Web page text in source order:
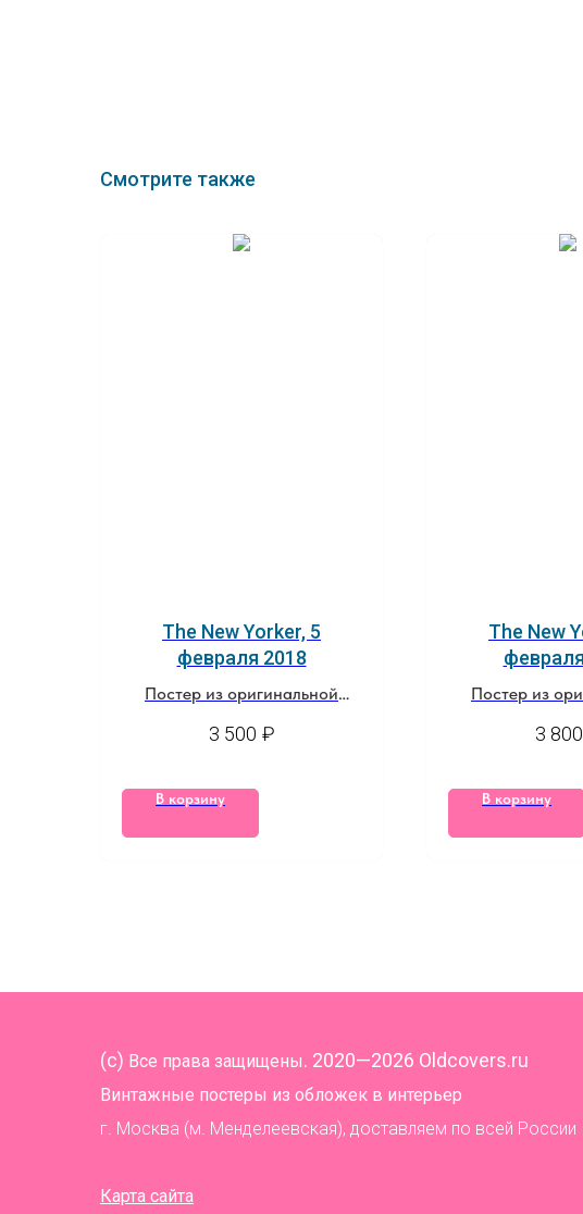
Смотрите также
The New Yorker, 5
февраля 2018
Постер из оригинальной
3 500 ₽
В корзину
The New
Постер из
3 800
В корзину
(c) Все права защищены. 2020—2026 Oldcovers.ru
Винтажные постеры из обложек в интерьер
г. Москва (м. Менделеевская), доставляем по всей России
Карта сайта